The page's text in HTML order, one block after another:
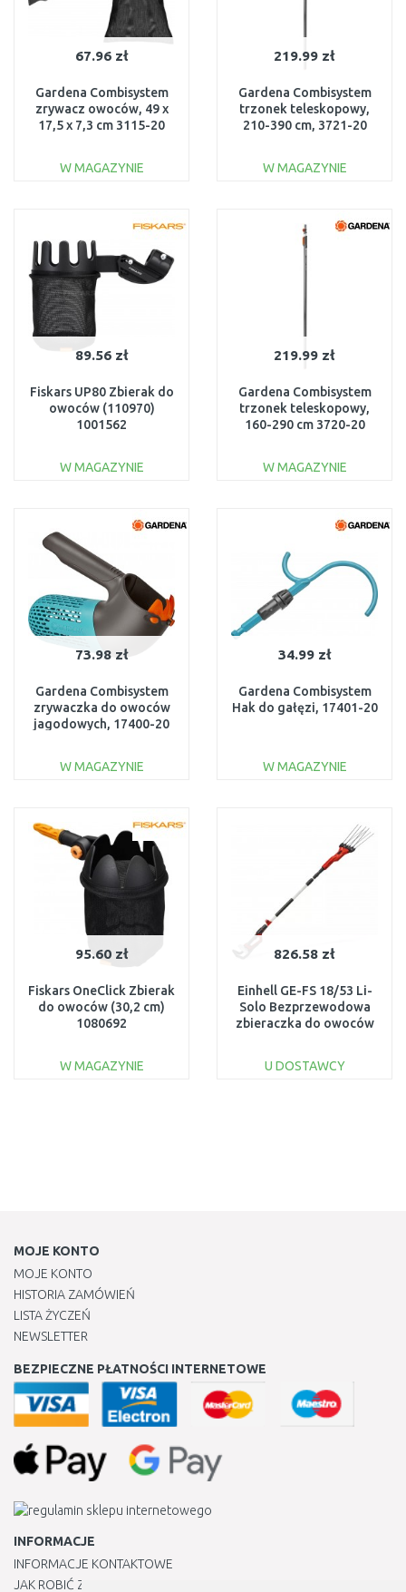
67.96 zł
Gardena Combisystem
zrywacz owoców, 49 x
17,5 x 7,3 cm 3115-20
W MAGAZYNIE
Do porównania
219.99 zł
Gardena Combisystem
trzonek teleskopowy,
210-390 cm, 3721-20
W MAGAZYNIE
Do porównania
89.56 zł
Fiskars UP80 Zbierak do
owoców (110970)
1001562
W MAGAZYNIE
Do porównania
219.99 zł
Gardena Combisystem
trzonek teleskopowy,
160-290 cm 3720-20
W MAGAZYNIE
Do porównania
73.98 zł
Gardena Combisystem
zrywaczka do owoców
jagodowych, 17400-20
W MAGAZYNIE
Do porównania
34.99 zł
Gardena Combisystem
Hak do gałęzi, 17401-20
W MAGAZYNIE
95.60 zł
Fiskars OneClick Zbierak
do owoców (30,2 cm)
1080692
W MAGAZYNIE
826.58 zł
Einhell GE-FS 18/53 Li-
Solo Bezprzewodowa
zbieraczka do owoców
U DOSTAWCY
MOJE KONTO
MOJE KONTO
HISTORIA ZAMÓWIEŃ
LISTA ŻYCZEŃ
NEWSLETTER
BEZPIECZNE PŁATNOŚCI INTERNETOWE
INFORMACJE
INFORMACJE KONTAKTOWE
JAK ROBIĆ ZAKUPY ?